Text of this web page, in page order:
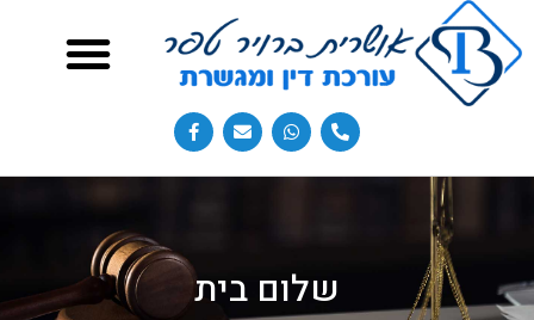
שלום בית